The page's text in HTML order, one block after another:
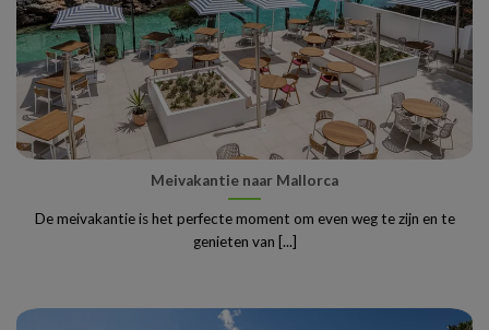
Meivakantie naar Mallorca
De meivakantie is het perfecte moment om even weg te zijn en te
genieten van [...]